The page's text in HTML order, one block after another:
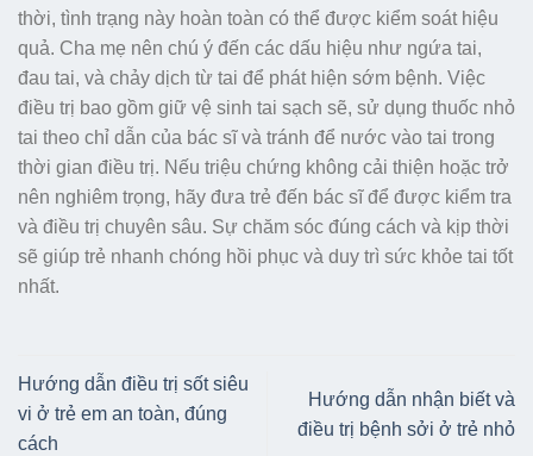
thời, tình trạng này hoàn toàn có thể được kiểm soát hiệu
quả. Cha mẹ nên chú ý đến các dấu hiệu như ngứa tai,
đau tai, và chảy dịch từ tai để phát hiện sớm bệnh. Việc
điều trị bao gồm giữ vệ sinh tai sạch sẽ, sử dụng thuốc nhỏ
tai theo chỉ dẫn của bác sĩ và tránh để nước vào tai trong
thời gian điều trị. Nếu triệu chứng không cải thiện hoặc trở
nên nghiêm trọng, hãy đưa trẻ đến bác sĩ để được kiểm tra
và điều trị chuyên sâu. Sự chăm sóc đúng cách và kịp thời
sẽ giúp trẻ nhanh chóng hồi phục và duy trì sức khỏe tai tốt
nhất.
Hướng dẫn điều trị sốt siêu
vi ở trẻ em an toàn, đúng
cách
Hướng dẫn nhận biết và
điều trị bệnh sởi ở trẻ nhỏ